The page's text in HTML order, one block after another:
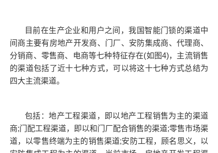
目前在生产企业和用户之间，我国智能门锁的渠道中
间商主要有房地产开发商、门厂、安防集成商、代理商、
分销商、零售商、电商等七种特征存在(如图4)，主流销售
的渠道包括了近十七种方式，可以将这十七种方式总结为
四大主流渠道。
包括：地产工程渠道，即以地产工程销售为主的渠道
商;门配工程渠道，即以和门厂配合销售的渠道;零售市场渠
道，以零售终端为主的销售渠道;安防工程，顾名思义，以